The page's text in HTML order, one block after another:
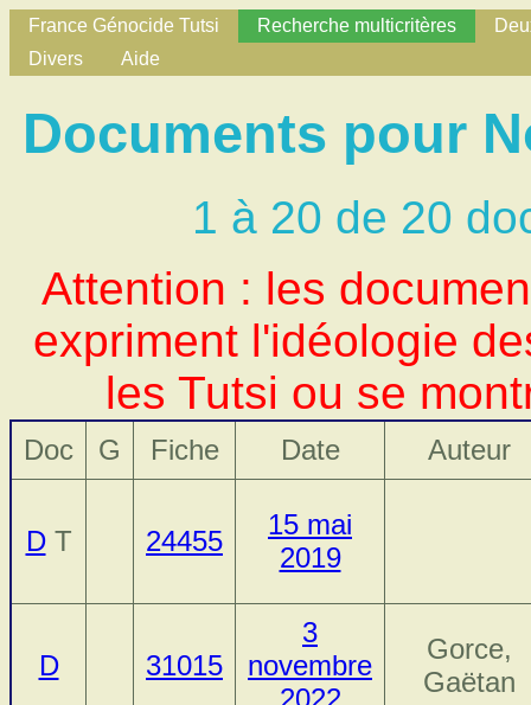
France Génocide Tutsi Recherche multicritères
Divers
Aide
Documents pour
1 à 20 de 20
Attention : les
expriment l'idéologie
les Tutsi ou se
Doc G Fiche Date Auteur
DT 24455
15 mai
2019
D 31015
3
novembre
2022
Gorce,
Gaëtan